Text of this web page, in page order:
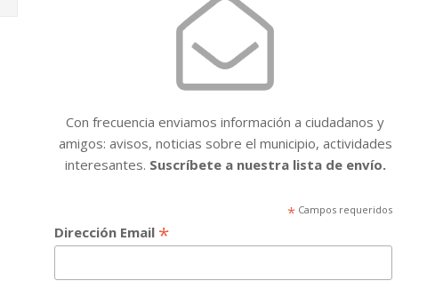
Con frecuencia enviamos información a ciudadanos y
amigos: avisos, noticias sobre el municipio, actividades
interesantes. Suscríbete a nuestra lista de envío.
* Campos requeridos
Dirección Email *